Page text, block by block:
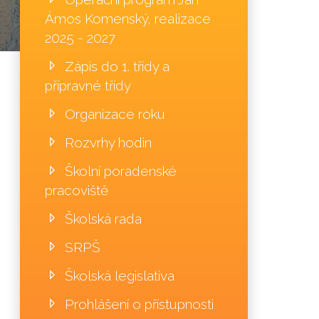
Ámos Komenský, realizace
2025 - 2027
Zápis do 1. třídy a
přípravné třídy
Organizace roku
Rozvrhy hodin
Školní poradenské
pracoviště
Školská rada
SRPŠ
Školská legislativa
Prohlášení o přístupnosti